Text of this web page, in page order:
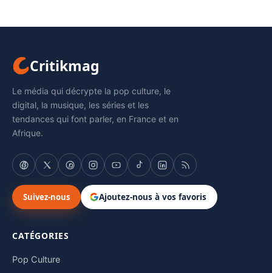
Critikmag
Le média qui décrypte la pop culture, le
digital, la musique, les séries et les
tendances qui font parler, en France et en
Afrique.
Suivez-nous Ajoutez-nous à vos favoris
CATÉGORIES
Pop Culture